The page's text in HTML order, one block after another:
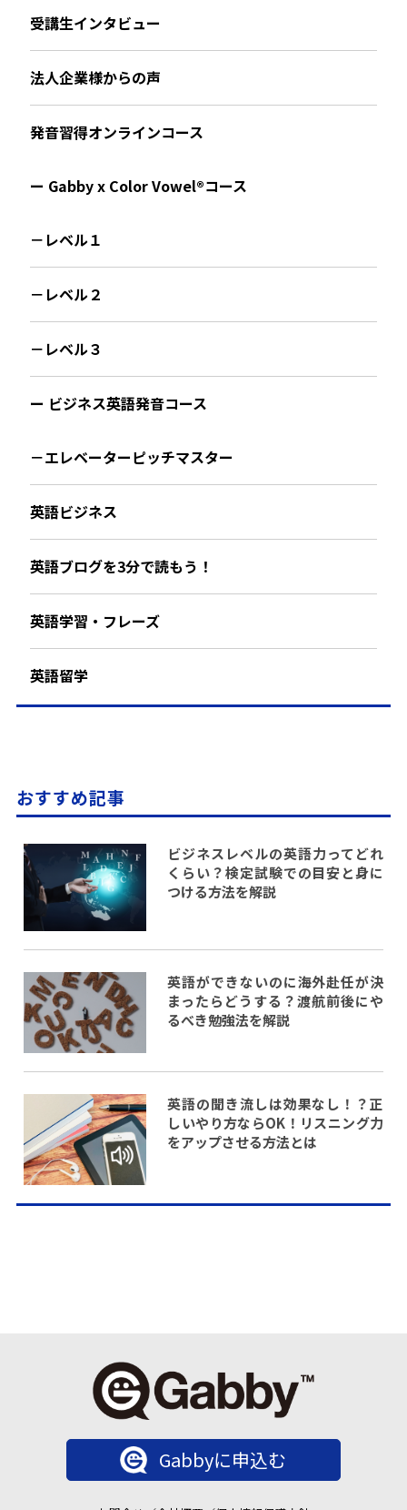
受講生インタビュー
法人企業様からの声
発音習得オンラインコース
ー Gabby x Color Vowel®︎コース
－レベル１
－レベル２
－レベル３
ー ビジネス英語発音コース
－エレベーターピッチマスター
英語ビジネス
英語ブログを3分で読もう！
英語学習・フレーズ
英語留学
おすすめ記事
ビジネスレベルの英語力ってどれ
くらい？検定試験での目安と身に
つける方法を解説
英語ができないのに海外赴任が決
まったらどうする？渡航前後にや
るべき勉強法を解説
英語の聞き流しは効果なし！？正
しいやり方ならOK！リスニング力
をアップさせる方法とは
Gabbyに申込む